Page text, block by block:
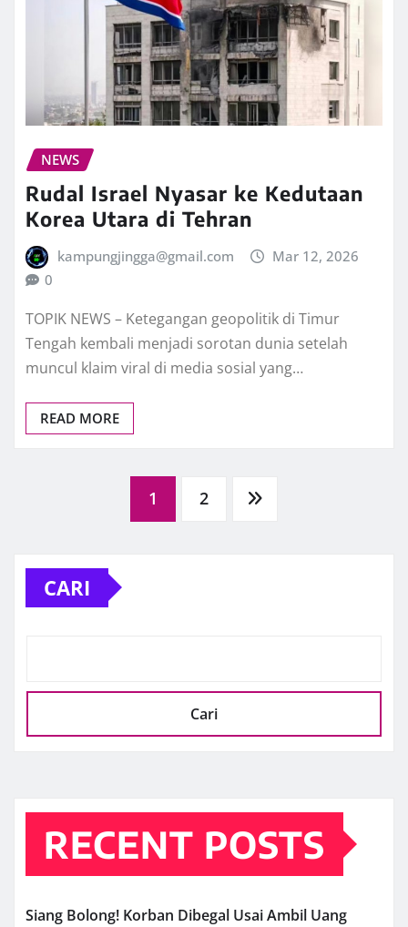
NEWS
Rudal Israel Nyasar ke Kedutaan
Korea Utara di Tehran
kampungjingga@gmail.com
Mar 12, 2026
0
TOPIK NEWS – Ketegangan geopolitik di Timur
Tengah kembali menjadi sorotan dunia setelah
muncul klaim viral di media sosial yang…
READ MORE
Paginasi
pos
1 2
CARI
Cari
RECENT POSTS
Siang Bolong! Korban Dibegal Usai Ambil Uang